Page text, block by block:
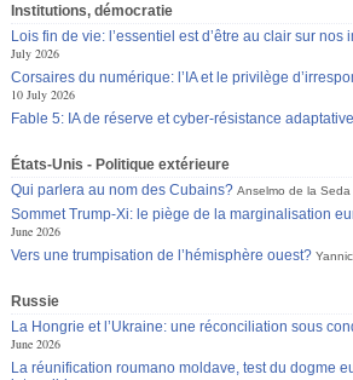
Institutions, démocratie
Lois fin de vie: l’essentiel est d’être au clair sur nos
July 2026
Corsaires du numérique: l’IA et le privilège
10 July 2026
Fable 5: IA de réserve et cyber-résistance adaptative
États-Unis - Politique extérieure
Qui parlera au nom des Cubains? Anselmo de la Seda
Sommet Trump-Xi: le piège de la marginalisation
June 2026
Vers une trumpisation de l’hémisphère ouest?
Russie
La Hongrie et l’Ukraine: une réconciliation sous
June 2026
La réunification roumano moldave, test du dogme